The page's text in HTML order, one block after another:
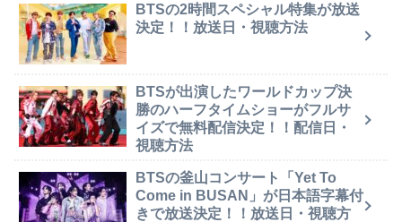
BTSの2時間スペシャル特集が放送
決定！！放送日・視聴方法
BTSが出演したワールドカップ決
勝のハーフタイムショーがフルサ
イズで無料配信決定！！配信日・
視聴方法
BTSの釜山コンサート「Yet To
Come in BUSAN」が日本語字幕付
きで放送決定！！放送日・視聴方